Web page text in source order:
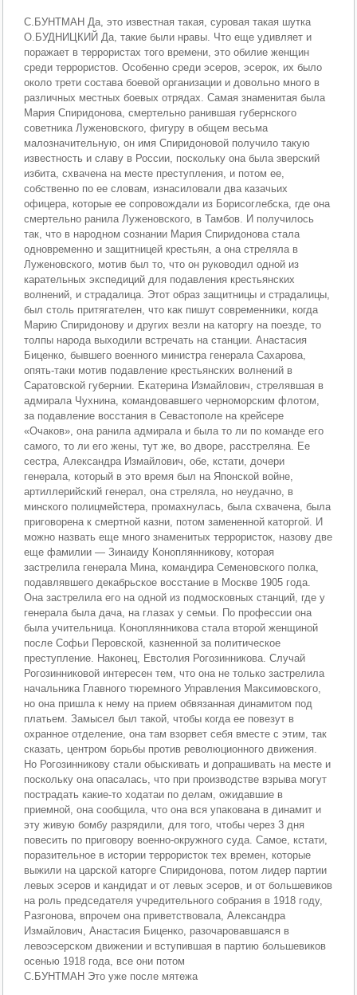
С.БУНТМАН Да, это известная такая, суровая такая шутка
О.БУДНИЦКИЙ Да, такие были нравы. Что еще удивляет и
поражает в террористах того времени, это обилие женщин
среди террористов. Особенно среди эсеров, эсерок, их было
около трети состава боевой организации и довольно много в
различных местных боевых отрядах. Самая знаменитая была
Мария Спиридонова, смертельно ранившая губернского
советника Луженовского, фигуру в общем весьма
малозначительную, он имя Спиридоновой получило такую
известность и славу в России, поскольку она была зверский
избита, схвачена на месте преступления, и потом ее,
собственно по ее словам, изнасиловали два казачьих
офицера, которые ее сопровождали из Борисоглебска, где она
смертельно ранила Луженовского, в Тамбов. И получилось
так, что в народном сознании Мария Спиридонова стала
одновременно и защитницей крестьян, а она стреляла в
Луженовского, мотив был то, что он руководил одной из
карательных экспедиций для подавления крестьянских
волнений, и страдалица. Этот образ защитницы и страдалицы,
был столь притягателен, что как пишут современники, когда
Марию Спиридонову и других везли на каторгу на поезде, то
толпы народа выходили встречать на станции. Анастасия
Биценко, бывшего военного министра генерала Сахарова,
опять-таки мотив подавление крестьянских волнений в
Саратовской губернии. Екатерина Измайлович, стрелявшая в
адмирала Чухнина, командовавшего черноморским флотом,
за подавление восстания в Севастополе на крейсере
«Очаков», она ранила адмирала и была то ли по команде его
самого, то ли его жены, тут же, во дворе, расстреляна. Ее
сестра, Александра Измайлович, обе, кстати, дочери
генерала, который в это время был на Японской войне,
артиллерийский генерал, она стреляла, но неудачно, в
минского полицмейстера, промахнулась, была схвачена, была
приговорена к смертной казни, потом замененной каторгой. И
можно назвать еще много знаменитых террористок, назову две
еще фамилии — Зинаиду Коноплянникову, которая
застрелила генерала Мина, командира Семеновского полка,
подавлявшего декабрьское восстание в Москве 1905 года.
Она застрелила его на одной из подмосковных станций, где у
генерала была дача, на глазах у семьи. По профессии она
была учительница. Коноплянникова стала второй женщиной
после Софьи Перовской, казненной за политическое
преступление. Наконец, Евстолия Рогозинникова. Случай
Рогозинниковой интересен тем, что она не только застрелила
начальника Главного тюремного Управления Максимовского,
но она пришла к нему на прием обвязанная динамитом под
платьем. Замысел был такой, чтобы когда ее повезут в
охранное отделение, она там взорвет себя вместе с этим, так
сказать, центром борьбы против революционного движения.
Но Рогозинникову стали обыскивать и допрашивать на месте и
поскольку она опасалась, что при производстве взрыва могут
пострадать какие-то ходатаи по делам, ожидавшие в
приемной, она сообщила, что она вся упакована в динамит и
эту живую бомбу разрядили, для того, чтобы через 3 дня
повесить по приговору военно-окружного суда. Самое, кстати,
поразительное в истории террористок тех времен, которые
выжили на царской каторге Спиридонова, потом лидер партии
левых эсеров и кандидат и от левых эсеров, и от большевиков
на роль председателя учредительного собрания в 1918 году,
Разгонова, впрочем она приветствовала, Александра
Измайлович, Анастасия Биценко, разочаровавшаяся в
левоэсерском движении и вступившая в партию большевиков
осенью 1918 года, все они потом
С.БУНТМАН Это уже после мятежа